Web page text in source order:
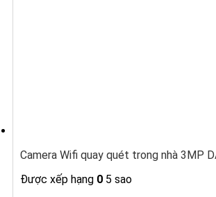
Camera Wifi quay quét trong nhà 3MP
Được xếp hạng 0 5 sao